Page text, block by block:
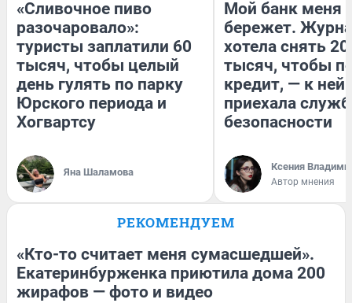
«Сливочное пиво
разочаровало»:
туристы заплатили 60
тысяч, чтобы целый
день гулять по парку
Юрского периода и
Хогвартсу
Яна Шаламова
Мой банк меня
бережет.
хотела снять
тысяч, чтобы
кредит, — к
приехала
безопасности
Ксения
Автор мнения
РЕКОМЕНДУЕМ
«Кто-то считает меня сумасшедшей».
Екатеринбурженка приютила дома 200
жирафов — фото и видео